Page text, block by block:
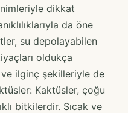
dikkat
da öne
su depolayabilen
oldukça
ilginç şekilleriyle de
Kaktüsler, çoğu
bitkilerdir. Sıcak ve